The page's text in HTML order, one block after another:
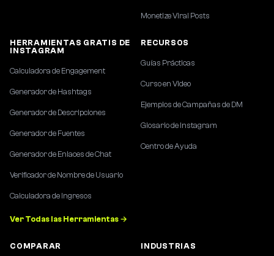
Monetize Viral Posts
HERRAMIENTAS GRATIS DE
INSTAGRAM
Calculadora de Engagement
Generador de Hashtags
Generador de Descripciones
Generador de Fuentes
Generador de Enlaces de Chat
Verificador de Nombre de Usuario
Calculadora de Ingresos
Ver Todas las Herramientas →
RECURSOS
Guías Prácticas
Curso en Video
Ejemplos de Campañas de DM
Glosario de Instagram
Centro de Ayuda
COMPARAR INDUSTRIAS